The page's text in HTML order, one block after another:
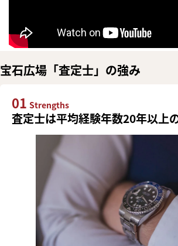
宝石広場「査定士」の強み
01 Strengths
査定士は平均経験年数20年以上